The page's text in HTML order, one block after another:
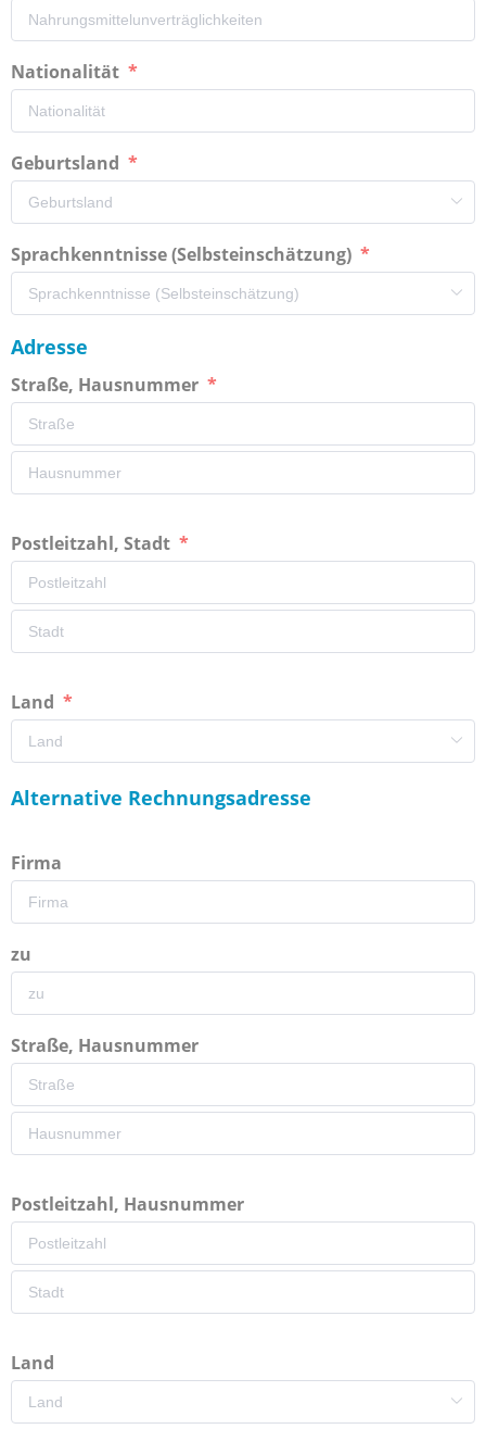
Nationalität
Geburtsland
Sprachkenntnisse (Selbsteinschätzung)
Adresse
Straße, Hausnummer
Postleitzahl, Stadt
Land
Alternative Rechnungsadresse
Firma
zu
Straße, Hausnummer
Postleitzahl, Hausnummer
Land